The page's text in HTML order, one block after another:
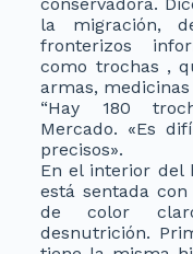
la migración,
fronterizos
como trochas ,
armas, medicinas
“Hay 180
Mercado. «Es
precisos».
En el interior del
está sentada
de color
desnutrición.